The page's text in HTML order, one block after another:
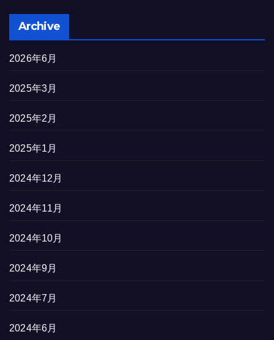
Archive
2026年6月
2025年3月
2025年2月
2025年1月
2024年12月
2024年11月
2024年10月
2024年9月
2024年7月
2024年6月